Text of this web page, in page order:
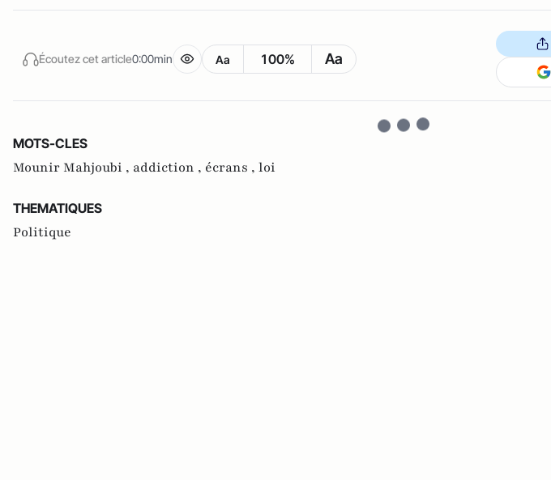
Écoutez cet article0:00min Aa 100% Aa
MOTS-CLES
Mounir Mahjoubi , addiction , écrans , loi
THEMATIQUES
Politique